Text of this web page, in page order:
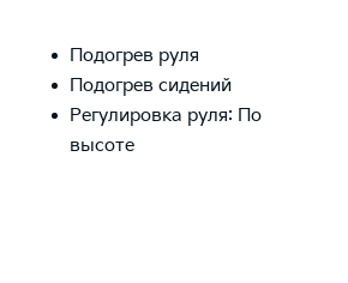
Подогрев руля
Подогрев сидений
Регулировка руля: По
высоте